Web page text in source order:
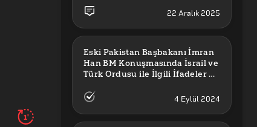
1'
22 Aralık 2025
Eski Pakistan Başbakanı İmran
Han BM Konuşmasında İsrail ve
Türk Ordusu ile İlgili İfadeler mi
4 Eylül 2024